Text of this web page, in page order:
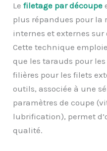
Lefiletage par découpe
plus répandues pour la
internes et externes
Cette technique
que les tarauds pour
filières pour les filets
outils, associée à une
paramètres de coupe
lubrification), permet
qualité.